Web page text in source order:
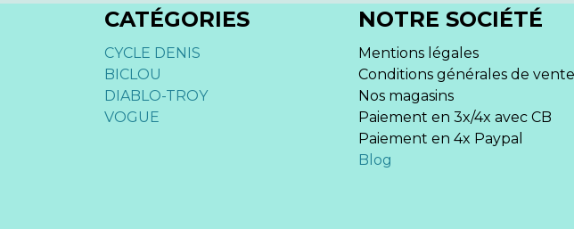
CATÉGORIES
CYCLE DENIS
BICLOU
DIABLO-TROY
VOGUE
NOTRE SOCIÉTÉ
Mentions légales
Conditions générales de vente
Nos magasins
Paiement en 3x/4x avec CB
Paiement en 4x Paypal
Blog